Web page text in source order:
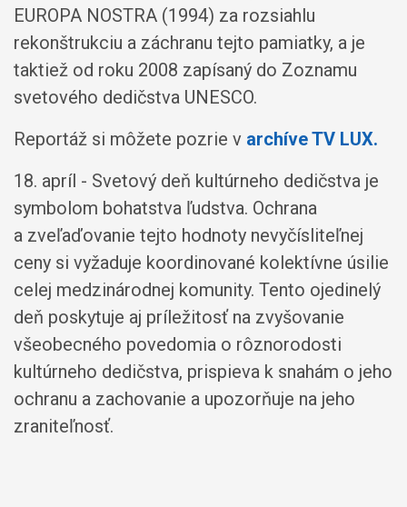
EUROPA NOSTRA (1994) za rozsiahlu
rekonštrukciu a záchranu tejto pamiatky, a je
taktiež od roku 2008 zapísaný do Zoznamu
svetového dedičstva UNESCO.
Reportáž si môžete pozrie v archíve TV LUX.
18. apríl - Svetový deň kultúrneho dedičstva je
symbolom bohatstva ľudstva. Ochrana
a zveľaďovanie tejto hodnoty nevyčísliteľnej
ceny si vyžaduje koordinované kolektívne úsilie
celej medzinárodnej komunity. Tento ojedinelý
deň poskytuje aj príležitosť na zvyšovanie
všeobecného povedomia o rôznorodosti
kultúrneho dedičstva, prispieva k snahám o jeho
ochranu a zachovanie a upozorňuje na jeho
zraniteľnosť.